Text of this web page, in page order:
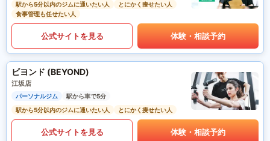
駅から5分以内のジムに通いたい人
とにかく痩せたい人
食事管理も任せたい人
公式サイトを見る 体験・相談予約
ビヨンド (BEYOND)
江坂店
パーソナルジム
駅から車で5分
駅から5分以内のジムに通いたい人
とにかく痩せたい人
公式サイトを見る 体験・相談予約